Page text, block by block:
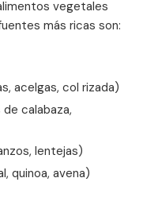
vegetales
más ricas son:
acelgas, col rizada)
calabaza,
lentejas)
quinoa, avena)